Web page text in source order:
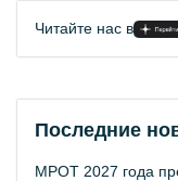
Читайте нас в
Последние
МРОТ 2027 года